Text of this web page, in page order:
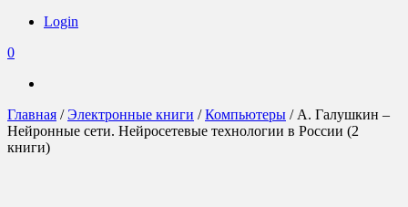
Login
0
Главная / Электронные книги /Компьютеры / А. Галушкин –
Нейронные сети. Нейросетевые технологии в России (2
книги)